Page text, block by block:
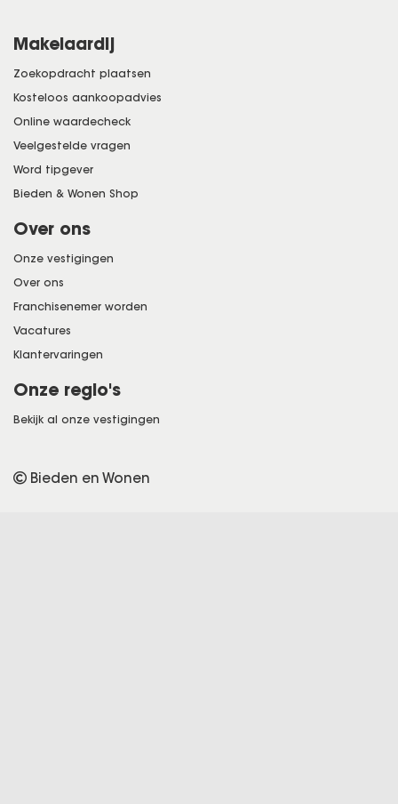
Makelaardij
Zoekopdracht plaatsen
Kosteloos aankoopadvies
Online waardecheck
Veelgestelde vragen
Word tipgever
Bieden & Wonen Shop
Over ons
Onze vestigingen
Over ons
Franchisenemer worden
Vacatures
Klantervaringen
Onze regio's
Bekijk al onze vestigingen
Bieden en Wonen